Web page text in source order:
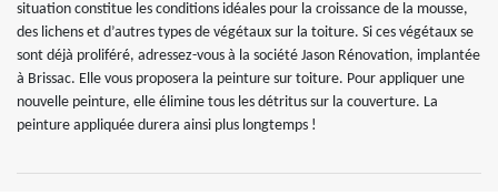
situation constitue les conditions idéales pour la croissance de la mousse,
des lichens et d’autres types de végétaux sur la toiture. Si ces végétaux se
sont déjà proliféré, adressez-vous à la société Jason Rénovation, implantée
à Brissac. Elle vous proposera la peinture sur toiture. Pour appliquer une
nouvelle peinture, elle élimine tous les détritus sur la couverture. La
peinture appliquée durera ainsi plus longtemps !